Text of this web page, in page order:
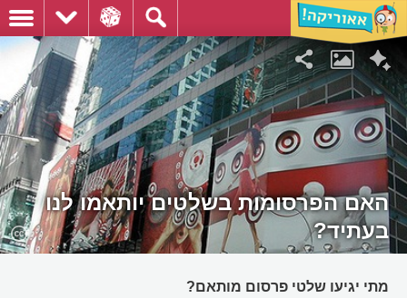
האם הפרסומות בשלטים יותאמו לנו
בעתיד?
מתי יגיעו שלטי פרסום מותאם?